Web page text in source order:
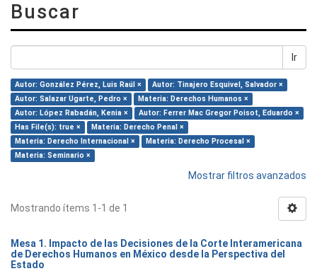
Buscar
Ir
Autor: González Pérez, Luis Raúl ×
Autor: Tinajero Esquivel, Salvador ×
Autor: Salazar Ugarte, Pedro ×
Materia: Derechos Humanos ×
Autor: López Rabadán, Kenia ×
Autor: Ferrer Mac Gregor Poisot, Eduardo ×
Has File(s): true ×
Materia: Derecho Penal ×
Materia: Derecho Internacional ×
Materia: Derecho Procesal ×
Materia: Seminario ×
Mostrar filtros avanzados
Mostrando ítems 1-1 de 1
Mesa 1. Impacto de las Decisiones de la Corte Interamericana
de Derechos Humanos en México desde la Perspectiva del
Estado